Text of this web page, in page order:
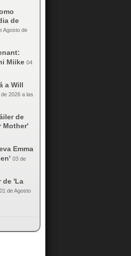
de
Agosto de
Miike 04
a Will
2026 a las
de
Mother'
Emma
03 de
de 'La
01 de Agosto